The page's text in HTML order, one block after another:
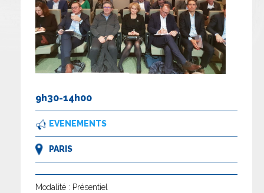
9h30-14h00
EVENEMENTS
PARIS
Modalité : Présentiel